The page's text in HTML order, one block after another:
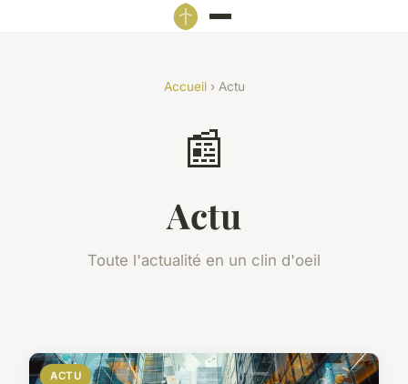
Accueil› Actu
📰
Actu
Toute l'actualité en un clin d'oeil
ACTU